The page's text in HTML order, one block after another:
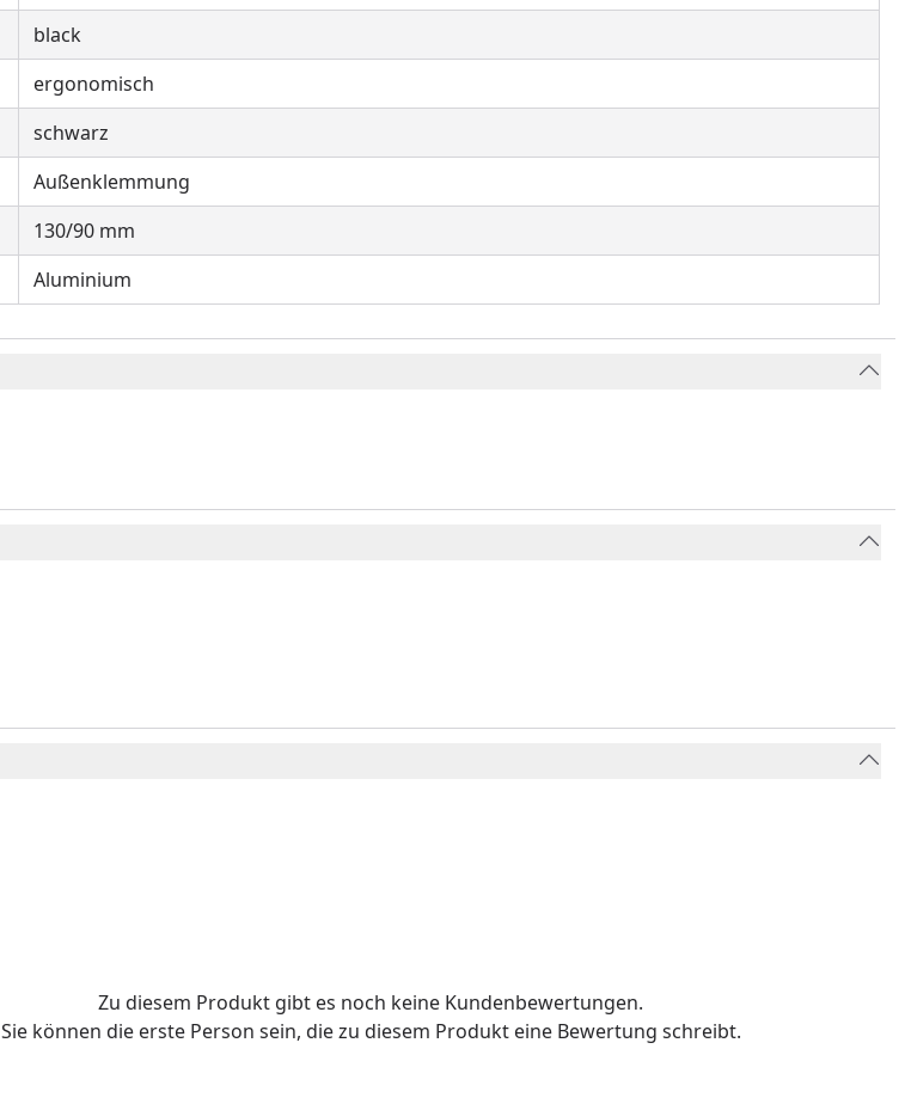
black
ergonomisch
schwarz
Außenklemmung
130/90 mm
Aluminium
Zu diesem Produkt gibt es noch keine Kundenbewertungen.
Sie können die erste Person sein, die zu diesem Produkt eine Bewertung schreibt.